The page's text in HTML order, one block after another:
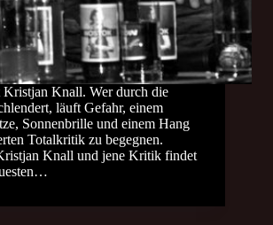
Knall. Wer durch die
läuft Gefahr, einem
Sonnenbrille und einem Hang
Totalkritik zu begegnen.
Knall und jene Kritik findet